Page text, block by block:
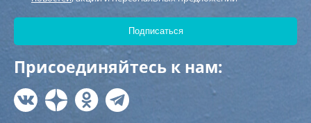
Присоединяйтесь к нам: